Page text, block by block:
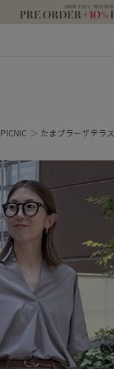
たまプラーザテラス